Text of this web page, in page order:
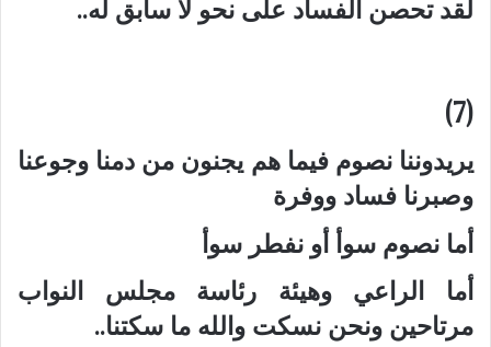
لقد تحصن الفساد على نحو لا سابق له..
(7)
يريدوننا نصوم فيما هم يجنون من دمنا وجوعنا
وصبرنا فساد ووفرة
أما نصوم سوأ أو نفطر سوأ
أما الراعي وهيئة رئاسة مجلس النواب
مرتاحين ونحن نسكت والله ما سكتنا..